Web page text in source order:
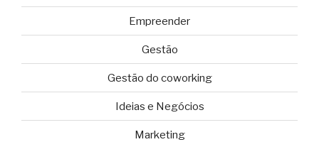
Empreender
Gestão
Gestão do coworking
Ideias e Negócios
Marketing